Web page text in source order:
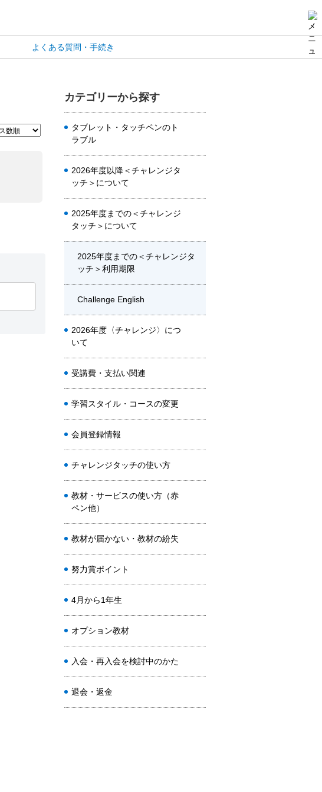
よくある質問・手続き
カテゴリーから探す
タブレット・タッチペンのト
ラブル
2026年度以降＜チャレンジタ
ッチ＞について
2025年度までの＜チャレンジ
タッチ＞について
2025年度までの＜チャレンジタ
ッチ＞利用期限
Challenge English
2026年度〈チャレンジ〉につ
いて
受講費・支払い関連
学習スタイル・コースの変更
会員登録情報
チャレンジタッチの使い方
教材・サービスの使い方（赤
ペン他）
教材が届かない・教材の紛失
努力賞ポイント
4月から1年生
オプション教材
入会・再入会を検討中のかた
退会・返金